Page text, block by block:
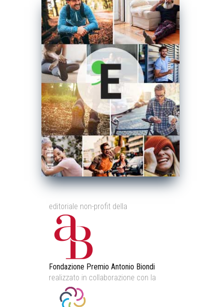
editoriale non-profit della
Fondazione Premio Antonio Biondi
realizzato in collaborazione con la